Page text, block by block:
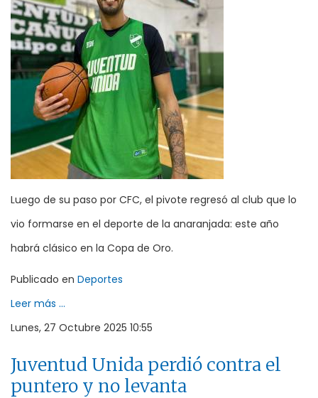
Luego de su paso por CFC, el pivote regresó al club que lo
vio formarse en el deporte de la anaranjada: este año
habrá clásico en la Copa de Oro.
Publicado en Deportes
Leer más ...
Lunes, 27 Octubre 2025 10:55
Juventud Unida perdió contra el
puntero y no levanta